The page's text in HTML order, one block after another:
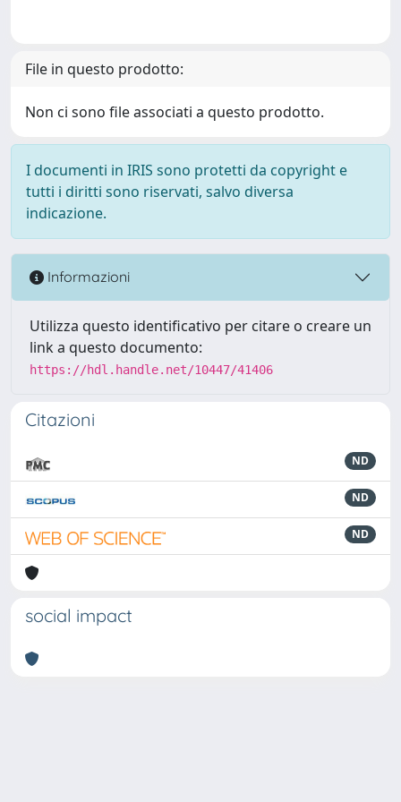
File in questo prodotto:
Non ci sono file associati a questo prodotto.
I documenti in IRIS sono protetti da copyright e
tutti i diritti sono riservati, salvo diversa
indicazione.
Informazioni
Utilizza questo identificativo per citare o creare un
link a questo documento:
https://hdl.handle.net/10447/41406
Citazioni
ND
ND
ND
social impact